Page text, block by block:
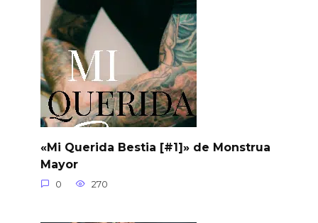
«Mi Querida Bestia [#1]» de Monstrua
Mayor
0 270